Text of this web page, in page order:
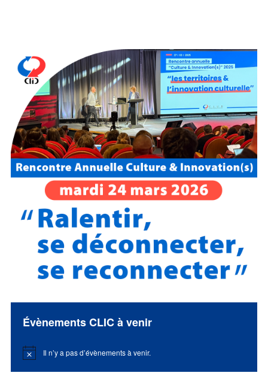
Évènements CLIC à venir
Notice Il n’y a pas d’évènements à venir.